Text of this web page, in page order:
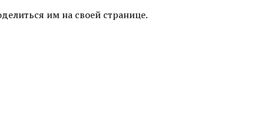
им на своей странице.